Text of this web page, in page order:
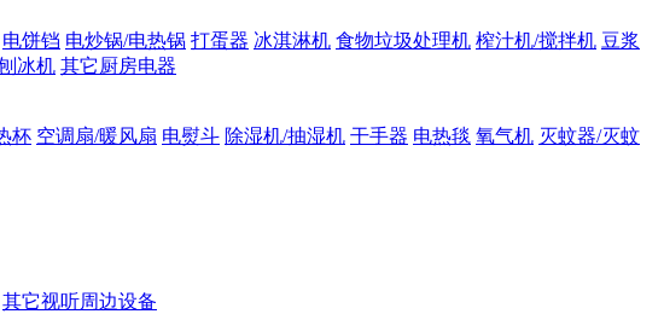
电饼铛 电炒锅/电热锅 打蛋器 冰淇淋机 食物垃圾处理机 榨汁机/搅拌机 豆浆
冰机 其它厨房电器
杯 空调扇/暖风扇 电熨斗 除湿机/抽湿机 干手器 电热毯 氧气机 灭蚊器/灭蚊
其它视听周边设备